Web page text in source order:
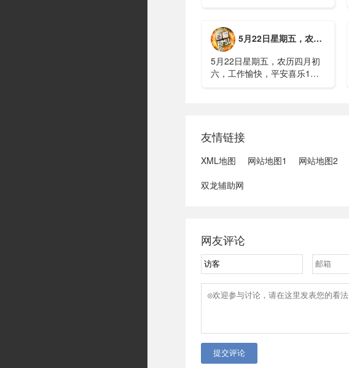
15年2、神舟二十三号载人飞
船与空间站组合体完成自主快
速交会对接......
5月22日星期五，农历四月初六，工作愉快，平安喜乐
5月22日星期五，农历四月初
六，工作愉快，平安喜乐1、
3、司法部：......
友情链接
XML地图 网站地图1 网站地图2
双龙辅助网
网友评论
提交评论